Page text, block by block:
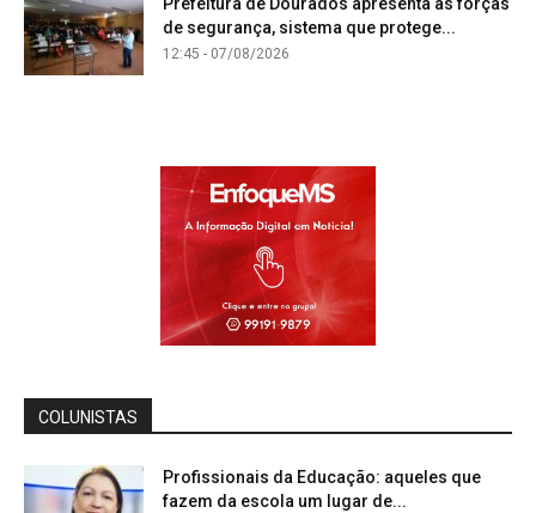
Prefeitura de Dourados apresenta às forças
de segurança, sistema que protege...
12:45 - 07/08/2026
COLUNISTAS
Profissionais da Educação: aqueles que
fazem da escola um lugar de...